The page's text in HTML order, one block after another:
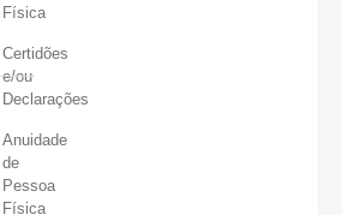
Física
Certidões
e/ou
Declarações
Anuidade
de
Pessoa
Física